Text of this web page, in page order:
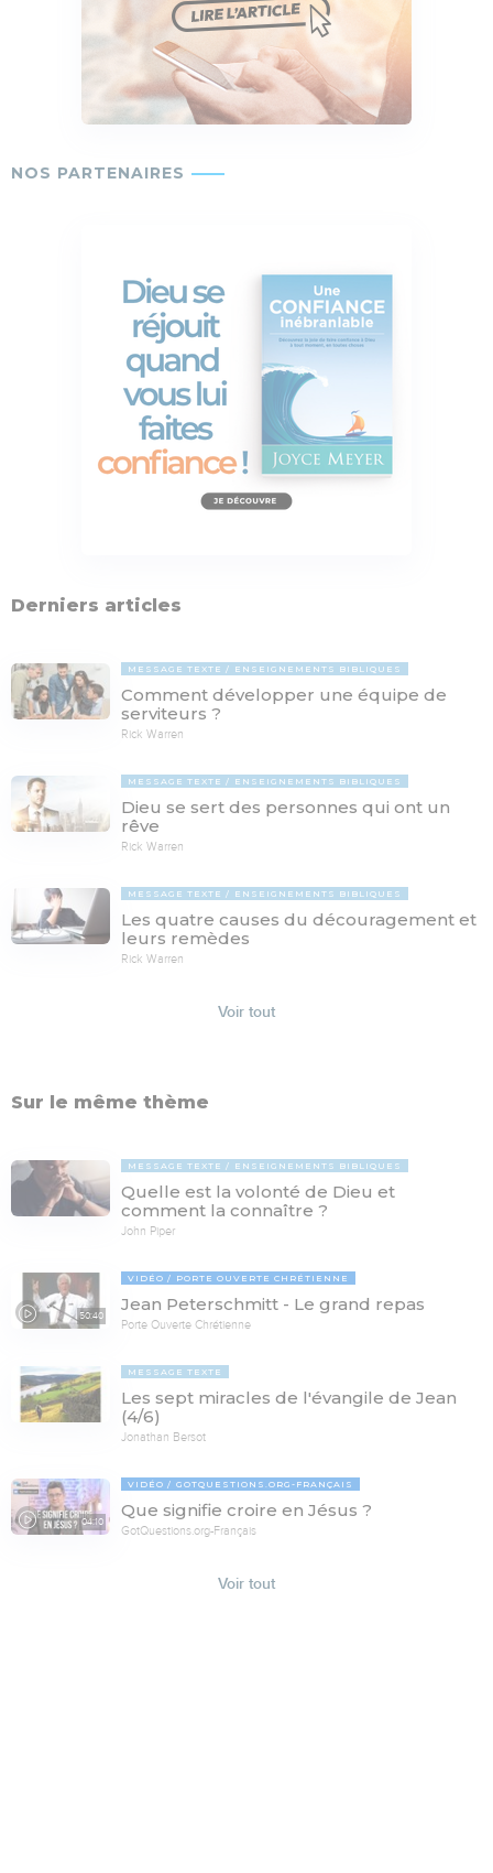
Derniers articles
MESSAGE TEXTE ENSEIGNEMENTS BIBLIQUES
Comment développer une équipe de
serviteurs ?
Rick Warren
MESSAGE TEXTE ENSEIGNEMENTS BIBLIQUES
Dieu se sert des personnes qui ont un
rêve
Rick Warren
MESSAGE TEXTE ENSEIGNEMENTS BIBLIQUES
Les quatre causes du découragement et
leurs remèdes
Rick Warren
Voir tout
Sur le même thème
MESSAGE TEXTE ENSEIGNEMENTS BIBLIQUES
Quelle est la volonté de Dieu et
comment la connaître ?
John Piper
50:40
VIDÉO PORTE OUVERTE CHRÉTIENNE
Jean Peterschmitt - Le grand repas
Porte Ouverte Chrétienne
MESSAGE TEXTE
Les sept miracles de l'évangile de Jean
(4/6)
Jonathan Bersot
04:10
VIDÉO GOTQUESTIONS.ORG-FRANÇAIS
Que signifie croire en Jésus ?
GotQuestions.org-Français
Voir tout